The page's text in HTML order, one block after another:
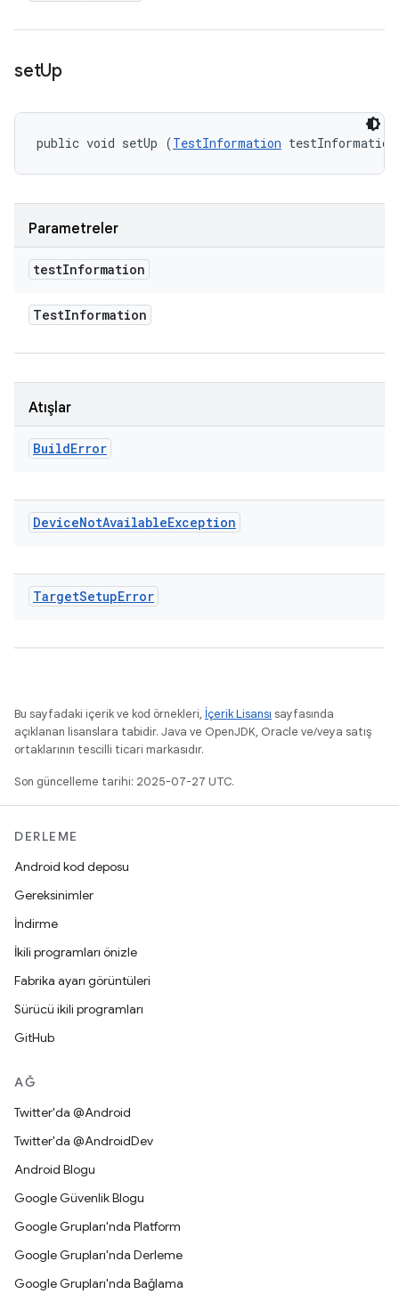
setUp
public void setUp (TestInformation
Parametreler
testInformation
TestInformation
Atışlar
BuildError
DeviceNotAvailableException
TargetSetupError
Bu sayfadaki içerik ve kod örnekleri, İçerik Lisansı sayfasında
açıklanan lisanslara tabidir. Java ve OpenJDK, Oracle ve/veya satış
ortaklarının tescilli ticari markasıdır.
Son güncelleme tarihi: 2025-07-27 UTC.
DERLEME
Android kod deposu
Gereksinimler
İndirme
İkili programları önizle
Fabrika ayarı görüntüleri
Sürücü ikili programları
GitHub
AĞ
Twitter'da @Android
Twitter'da @AndroidDev
Android Blogu
Google Güvenlik Blogu
Google Grupları'nda Platform
Google Grupları'nda Derleme
Google Grupları'nda Bağlama